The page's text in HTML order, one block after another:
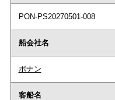
PON-PS20270501-008
船会社名
ポナン
客船名